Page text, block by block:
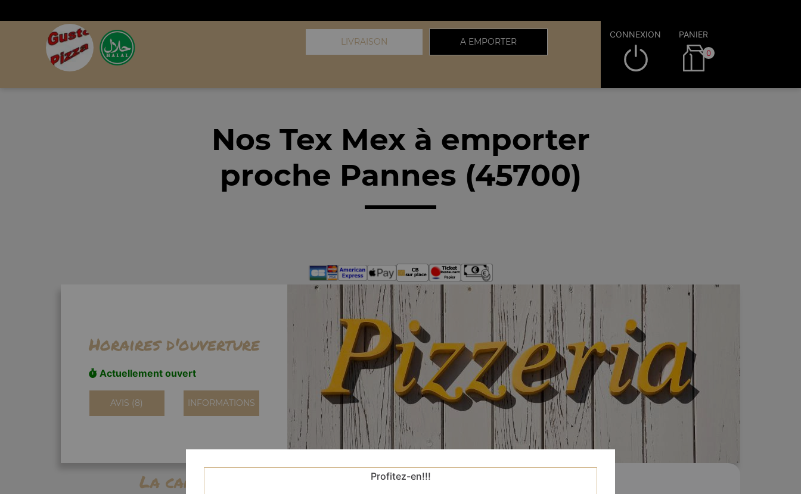
LIVRAISON A EMPORTER
CONNEXION PANIER
0
Nos Tex Mex à emporter
proche Pannes (45700)
Horaires d'ouverture
Actuellement ouvert
AVIS (8) INFORMATIONS
La carte Profitez-en!!!